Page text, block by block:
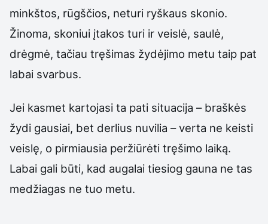
minkštos, rūgščios, neturi ryškaus skonio.
Žinoma, skoniui įtakos turi ir veislė, saulė,
drėgmė, tačiau tręšimas žydėjimo metu taip pat
labai svarbus.
Jei kasmet kartojasi ta pati situacija – braškės
žydi gausiai, bet derlius nuvilia – verta ne keisti
veislę, o pirmiausia peržiūrėti tręšimo laiką.
Labai gali būti, kad augalai tiesiog gauna ne tas
medžiagas ne tuo metu.